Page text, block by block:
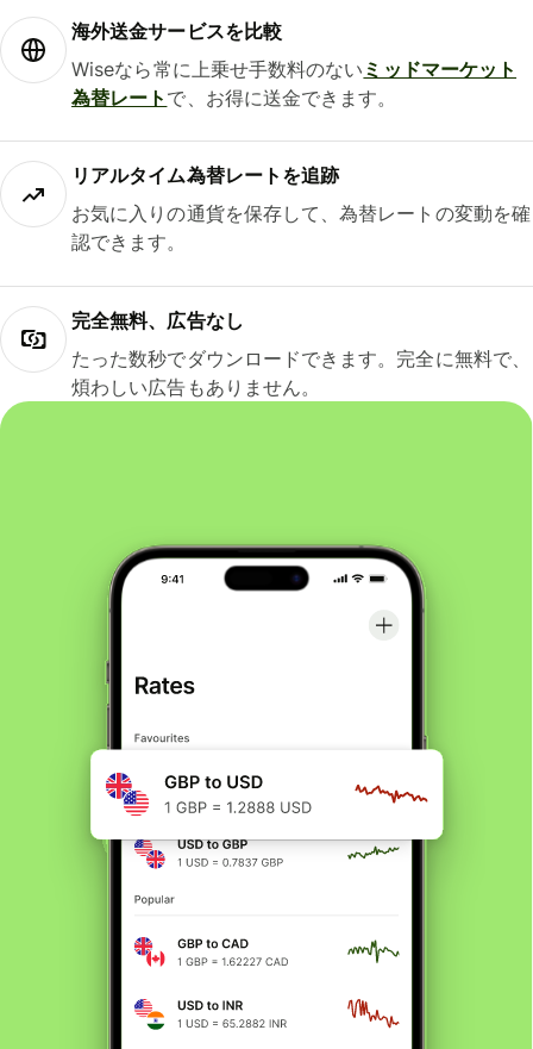
海外送金サービスを比較
Wiseなら常に上乗せ手数料のない ミッドマーケット
為替レート で、お得に送金できます。
リアルタイム為替レートを追跡
お気に入りの通貨を保存して、為替レートの変動を確
認できます。
完全無料、広告なし
たった数秒でダウンロードできます。完全に無料で、
煩わしい広告もありません。